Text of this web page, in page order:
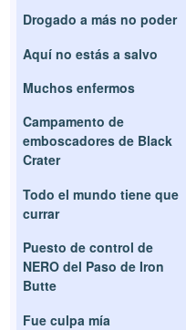
Drogado a más no poder
Aquí no estás a salvo
Muchos enfermos
Campamento de
emboscadores de Black
Crater
Todo el mundo tiene que
currar
Puesto de control de
NERO del Paso de Iron
Butte
Fue culpa mía